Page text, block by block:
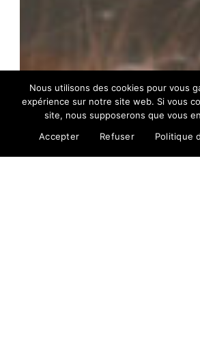
Nous utilisons des cookies pour vous
expérience sur notre site web. Si vous
site, nous supposerons que vous
Accepter
Refuser Politique